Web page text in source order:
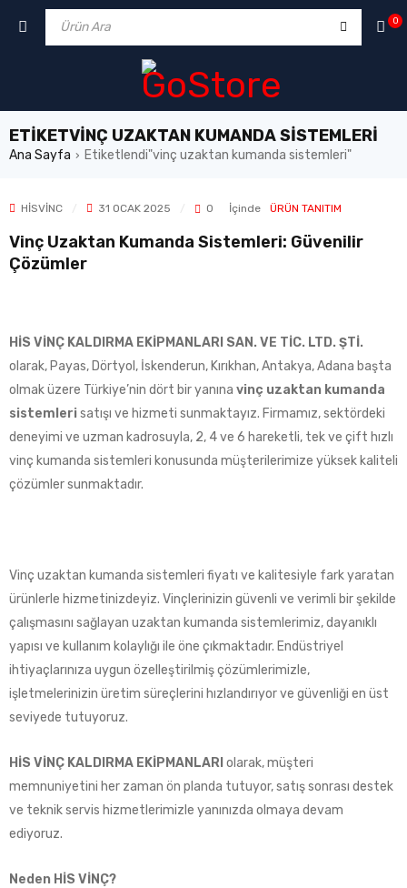
0
ETIKETVINÇ UZAKTAN KUMANDA SISTEMLERI
Ana Sayfa › Etiketlendi"vinç uzaktan kumanda sistemleri"
HISVINC 31 OCAK 2025 0 İçinde ÜRÜN TANITIM
Vinç Uzaktan Kumanda Sistemleri: Güvenilir
Çözümler
HİS VİNÇ KALDIRMA EKİPMANLARI SAN. VE TİC. LTD. ŞTİ.
olarak, Payas, Dörtyol, İskenderun, Kırıkhan, Antakya, Adana başta
olmak üzere Türkiye’nin dört bir yanına vinç uzaktan kumanda
sistemleri satışı ve hizmeti sunmaktayız. Firmamız, sektördeki
deneyimi ve uzman kadrosuyla, 2, 4 ve 6 hareketli, tek ve çift hızlı
vinç kumanda sistemleri konusunda müşterilerimize yüksek kaliteli
çözümler sunmaktadır.
Vinç uzaktan kumanda sistemleri fiyatı ve kalitesiyle fark yaratan
ürünlerle hizmetinizdeyiz. Vinçlerinizin güvenli ve verimli bir şekilde
çalışmasını sağlayan uzaktan kumanda sistemlerimiz, dayanıklı
yapısı ve kullanım kolaylığı ile öne çıkmaktadır. Endüstriyel
ihtiyaçlarınıza uygun özelleştirilmiş çözümlerimizle,
işletmelerinizin üretim süreçlerini hızlandırıyor ve güvenliği en üst
seviyede tutuyoruz.
HİS VİNÇ KALDIRMA EKİPMANLARI olarak, müşteri
memnuniyetini her zaman ön planda tutuyor, satış sonrası destek
ve teknik servis hizmetlerimizle yanınızda olmaya devam
ediyoruz.
Neden HİS VİNÇ?